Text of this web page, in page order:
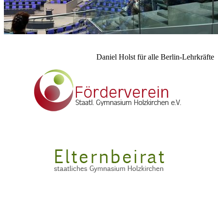
Daniel Holst für alle Berlin-Lehrkräfte